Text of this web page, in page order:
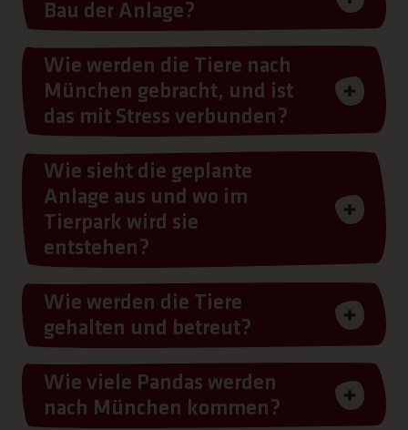
Bau der Anlage?
Wie werden die Tiere nach
München gebracht, und ist
das mit Stress verbunden?
Wie sieht die geplante
Anlage aus und wo im
Tierpark wird sie
entstehen?
Wie werden die Tiere
gehalten und betreut?
Wie viele Pandas werden
nach München kommen?